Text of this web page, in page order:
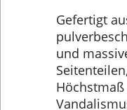
Gefertigt
und